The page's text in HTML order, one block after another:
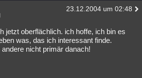
Mystery Kriminalfälle
Technologie Ufologie
Unterhaltung
23.12.2004 um 02:48
jetzt oberflächlich. ich hoffe, ich bin es
was, das ich interessant finde.
nicht primär danach!